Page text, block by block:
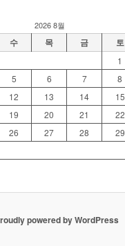
2026 8월
수 목 금 토
1
5 6 7 8
12 13 14 15
19 20 21 22
26 27 28 29
powered by WordPress